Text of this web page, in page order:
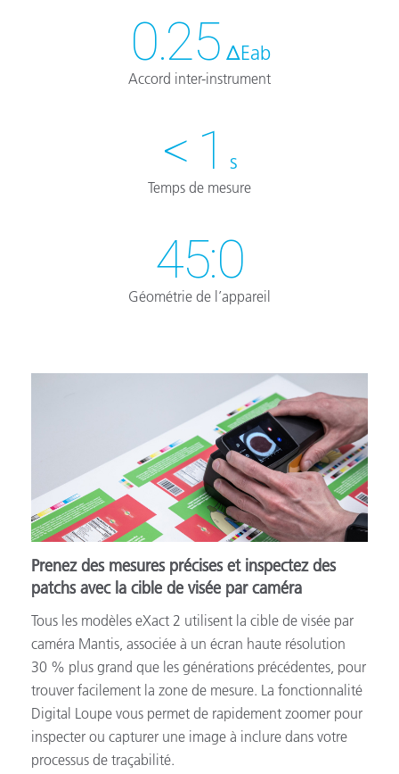
0.25 ΔEab
Accord inter-instrument
< 1 s
Temps de mesure
45:0
Géométrie de l’appareil
Prenez des mesures précises et inspectez des
patchs avec la cible de visée par caméra
Tous les modèles eXact 2 utilisent la cible de visée par
caméra Mantis, associée à un écran haute résolution
30 % plus grand que les générations précédentes, pour
trouver facilement la zone de mesure. La fonctionnalité
Digital Loupe vous permet de rapidement zoomer pour
inspecter ou capturer une image à inclure dans votre
processus de traçabilité.